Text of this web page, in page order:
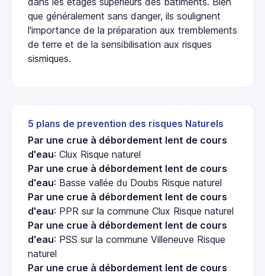
que généralement sans danger, ils soulignent
l'importance de la préparation aux tremblements
de terre et de la sensibilisation aux risques
sismiques.
5 plans de prevention des risques Naturels
Par une crue à débordement lent de cours
d'eau: Clux Risque naturel
Par une crue à débordement lent de cours
d'eau: Basse vallée du Doubs Risque naturel
Par une crue à débordement lent de cours
d'eau: PPR sur la commune Clux Risque naturel
Par une crue à débordement lent de cours
d'eau: PSS sur la commune Villeneuve Risque
naturel
Par une crue à débordement lent de cours